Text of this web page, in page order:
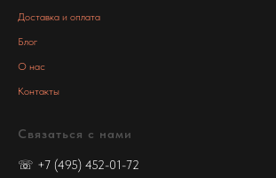
Доставка и оплата
Блог
О нас
Контакты
Связаться с нами
☏ +7 (495) 452-01-72